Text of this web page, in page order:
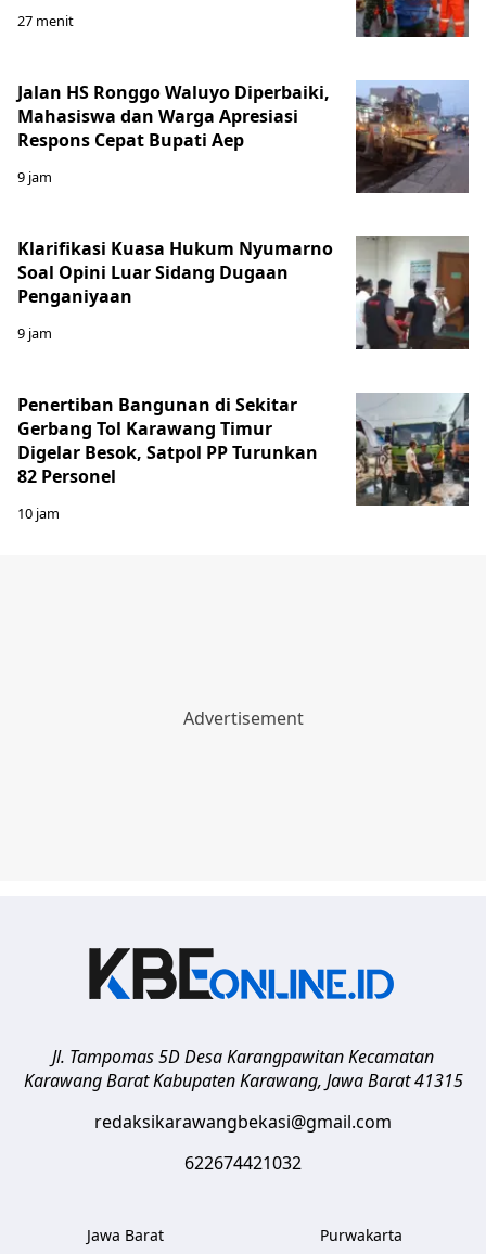
27 menit
Jalan HS Ronggo Waluyo Diperbaiki,
Mahasiswa dan Warga Apresiasi
Respons Cepat Bupati Aep
9 jam
Klarifikasi Kuasa Hukum Nyumarno
Soal Opini Luar Sidang Dugaan
Penganiyaan
9 jam
Penertiban Bangunan di Sekitar
Gerbang Tol Karawang Timur
Digelar Besok, Satpol PP Turunkan
82 Personel
10 jam
Jl. Tampomas 5D Desa Karangpawitan Kecamatan
Karawang Barat Kabupaten Karawang, Jawa Barat 41315
redaksikarawangbekasi@gmail.com
622674421032
Jawa Barat Purwakarta